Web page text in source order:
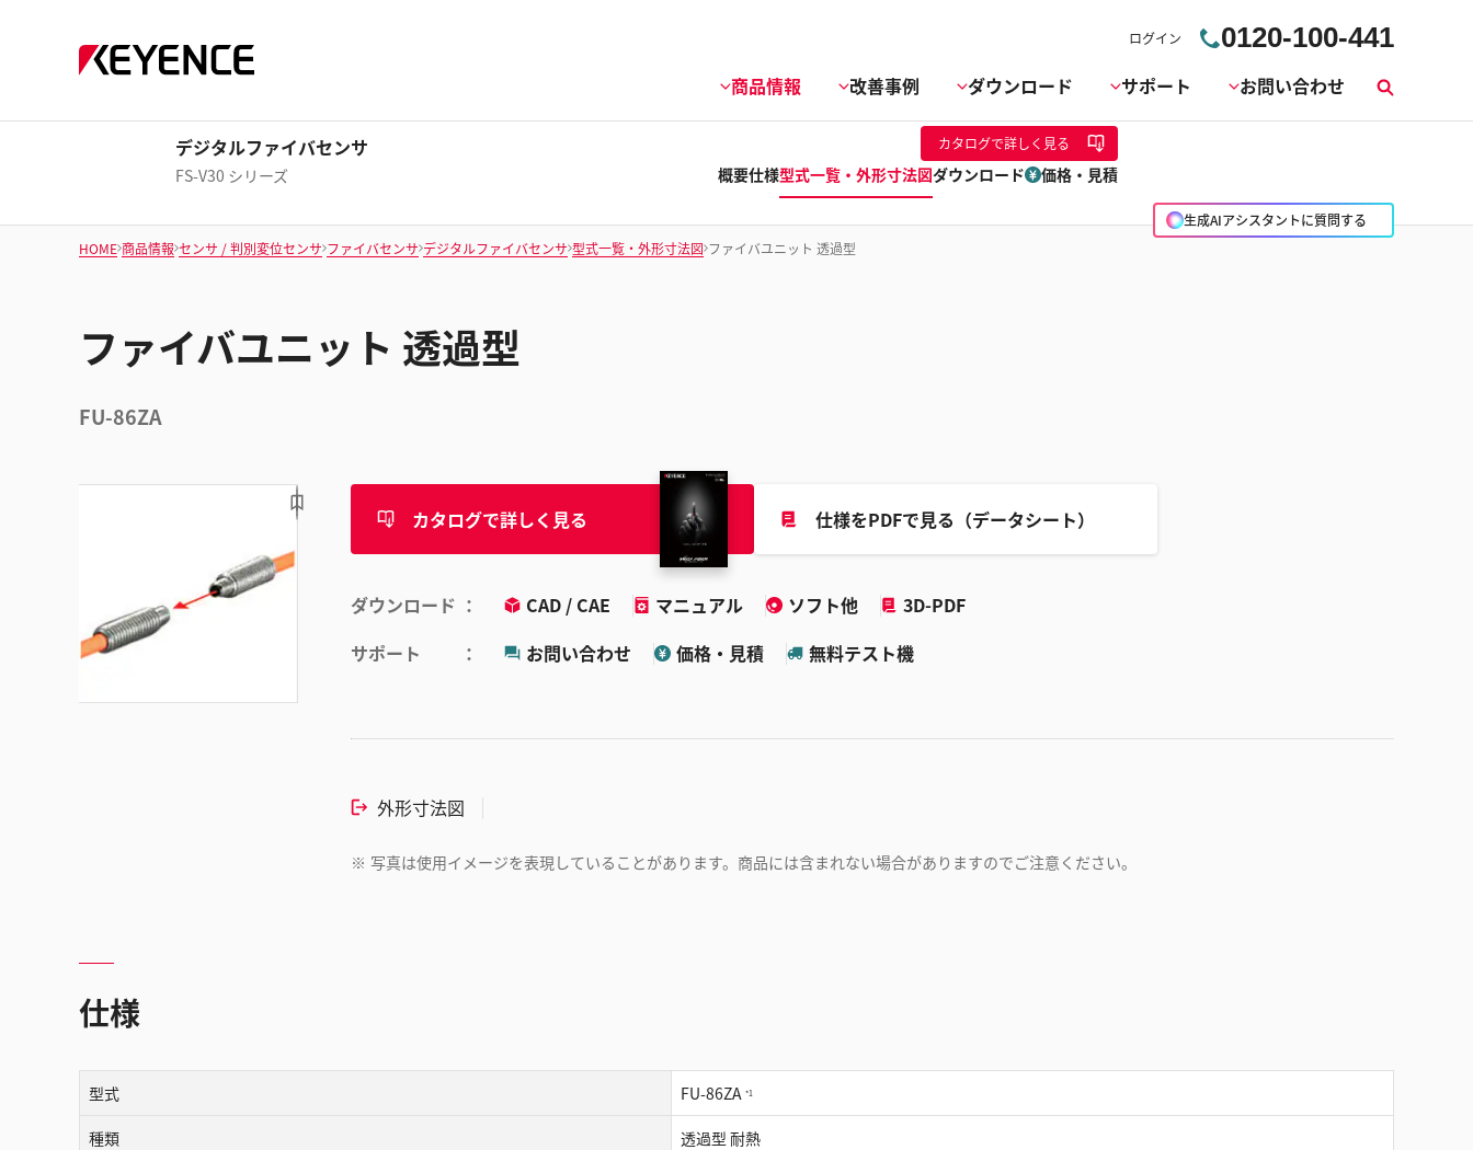
ログイン 0120-100-441
商品情報 改善事例 ダウンロード サポート お問い合わせ
索
デジタルファイバセンサ
FS-V30 シリーズ
生成AIアシスタントに質問する
カタログで詳しく見る
概要仕様型式一覧・外形寸法図ダウンロード 価格・見積
HOME 商品情報 センサ / 判別変位センサ ファイバセンサ デジタルファイバセンサ 型式一覧・外形寸法図 ファイバユニット 透過型
ファイバユニット 透過型
FU-86ZA
カタログで詳しく見る 仕様をPDFで見る（データシート）
ダウンロード CAD / CAE マニュアル ソフト他
3D-PDF
サポート
お問い合わせ 価格・見積 無料テスト機
外形寸法図
※ 写真は使用イメージを表現していることがあります。商品には含まれない場合がありますのでご注意ください。
仕様
型式 FU-86ZA *1
種類 透過型 耐熱